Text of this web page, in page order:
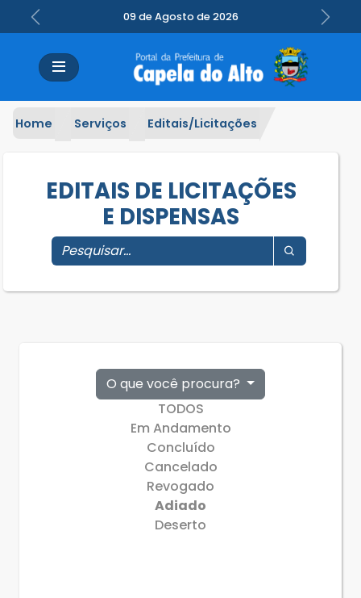
09 de Agosto de 2026
Previous Next
Home Serviços Editais/Licitações
EDITAIS DE LICITAÇÕES
E DISPENSAS
O que você procura?
TODOS
Em Andamento
Concluído
Cancelado
Revogado
Adiado
Deserto